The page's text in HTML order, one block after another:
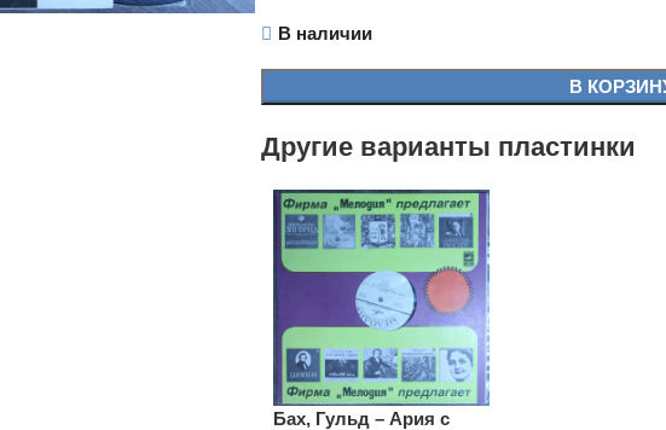
В наличии
В
Другие варианты пластинки
Бах, Гульд – Ария с